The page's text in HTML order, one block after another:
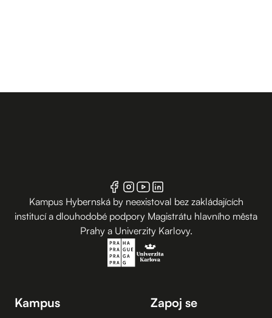
Kampus Hybernská by neexistoval bez zakládajících
institucí a dlouhodobé podpory Magistrátu hlavního města
Prahy a Univerzity Karlovy.
Kampus Zapoj se